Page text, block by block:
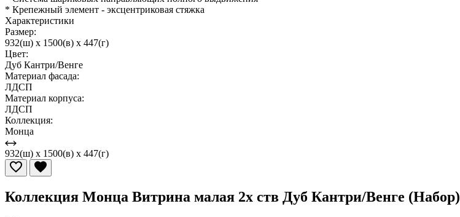
* Крепежный элемент - эксцентриковая стяжка
Характеристики
Размер:
932(ш) x 1500(в) x 447(г)
Цвет:
Дуб Кантри/Венге
Материал фасада:
ЛДСП
Материал корпуса:
ЛДСП
Коллекция:
Монца
932(ш) x 1500(в) x 447(г)
Коллекция Монца Витрина малая 2х ств Дуб Кантри/Венге (Набор)